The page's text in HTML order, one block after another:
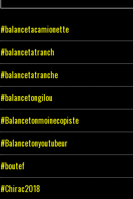
#balancetacamionette
#balancetatranch
#balancetatranche
#balancetongilou
#Balancetonmoinecopiste
#Balancetonyoutubeur
#boutef
#Chirac2018